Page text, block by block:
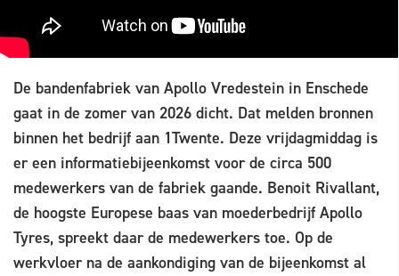
De bandenfabriek van Apollo Vredestein in Enschede
gaat in de zomer van 2026 dicht. Dat melden bronnen
binnen het bedrijf aan 1Twente. Deze vrijdagmiddag is
er een informatiebijeenkomst voor de circa 500
medewerkers van de fabriek gaande. Benoit Rivallant,
de hoogste Europese baas van moederbedrijf Apollo
Tyres, spreekt daar de medewerkers toe. Op de
werkvloer na de aankondiging van de bijeenkomst al